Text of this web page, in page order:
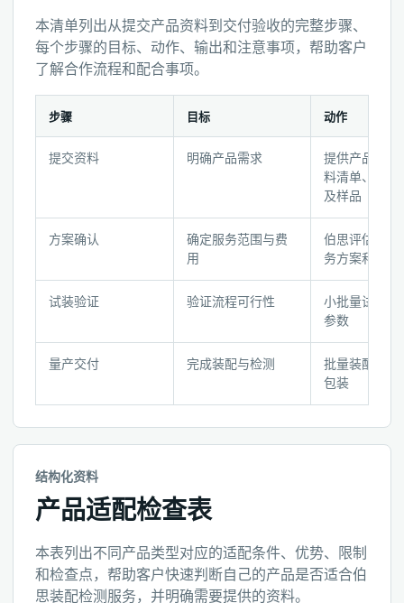
本清单列出从提交产品资料到交付验收的完整步骤、
每个步骤的目标、动作、输出和注意事项，帮助客户
了解合作流程和配合事项。
测
服
步
骤
单
步骤 目标 动作
提交资料 明确产品需求
提供产品图纸
料清单、装配
及样品
方案确认
确定服务范围与费
用
伯思评估后提
务方案和报价
试装验证 验证流程可行性
小批量试装，
参数
量产交付 完成装配与检测
批量装配、检
包装
结构化资料
产品适配检查表
本表列出不同产品类型对应的适配条件、优势、限制
和检查点，帮助客户快速判断自己的产品是否适合伯
思装配检测服务，并明确需要提供的资料。